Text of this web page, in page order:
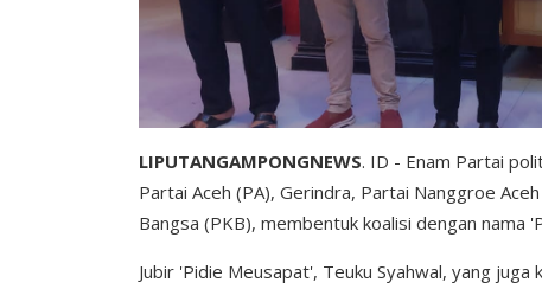
LIPUTANGAMPONGNEWS. ID - Enam Partai
Partai Aceh (PA), Gerindra, Partai Nanggroe
Bangsa (PKB), membentuk koalisi dengan nama
Jubir 'Pidie Meusapat', Teuku Syahwal, yang